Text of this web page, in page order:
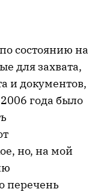
состоянию на
для захвата,
и документов,
года было
но, на мой
перечень